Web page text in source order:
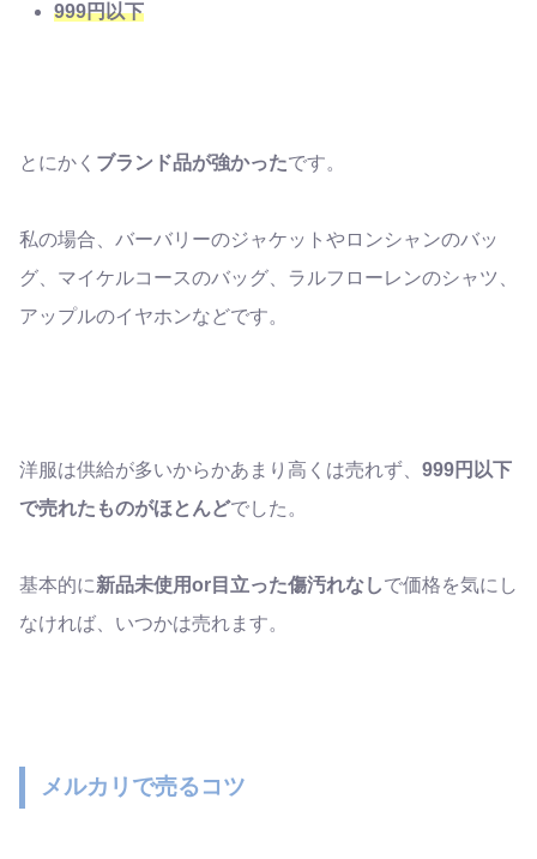
999円以下
とにかく ブランド品が強かったです。
私の場合、バーバリーのジャケットやロンシャンのバッ
グ、マイケルコースのバッグ、ラルフローレンのシャツ、
アップルのイヤホンなどです。
洋服は供給が多いからかあまり高くは売れず、 999円以下
で売れたものがほとんどでした。
基本的に新品未使用or目立った傷汚れなしで価格を気にし
なければ、いつかは売れます。
メルカリで売るコツ